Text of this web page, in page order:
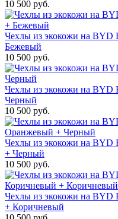
10 500 руб.
Чехлы из экокожи на BYD
Бежевый
10 500 руб.
Чехлы из экокожи на BYD
Черный
10 500 руб.
Чехлы из экокожи на BYD
+ Черный
10 500 руб.
Чехлы из экокожи на BYD
+ Коричневый